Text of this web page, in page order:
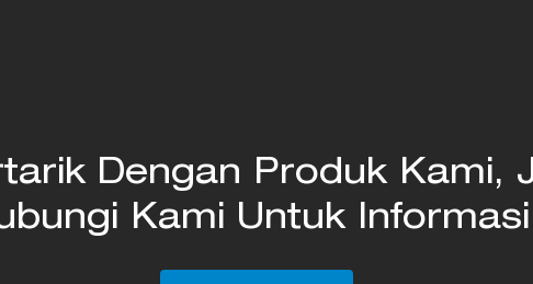
Dengan Produk Kami,
Kami Untuk